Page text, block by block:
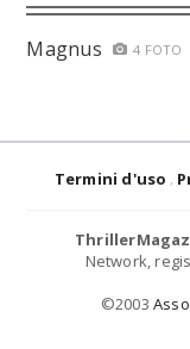
Magnus 4 FOTO
Termini d'uso
Network,
©2003